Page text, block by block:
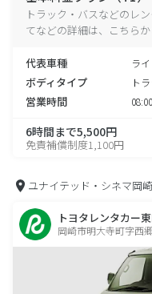
トラック・バスなどのレ
てなどの詳細は、こちら
代表車種 ラ
ボディタイプ ト
営業時間
6時間まで5,500円
免責補償制度1,100円
ユナイテッド・シネマ岡
トヨタレンタカー
岡崎市明大寺町字西